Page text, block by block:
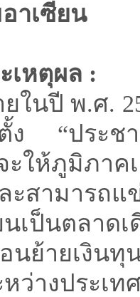
าเซียน
เหตุผล :
พ.ศ.
ง “ประช
ให้ภูมิภาค
ะสามารถ
เป็นตลาด
อนย้ายเ
หว่างประเ